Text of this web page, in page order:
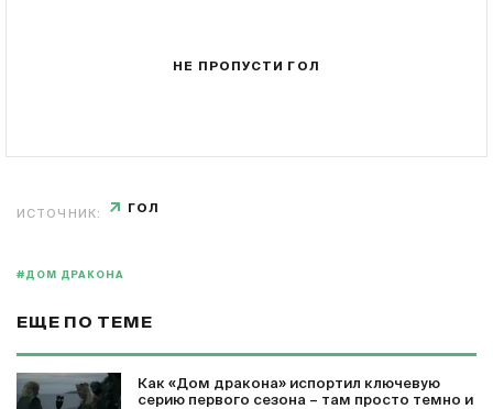
НЕ ПРОПУСТИ ГОЛ
ИСТОЧНИК: ГОЛ
#ДОМ ДРАКОНА
ЕЩЕ ПО ТЕМЕ
Как «Дом дракона» испортил ключевую
серию первого сезона – там просто темно и